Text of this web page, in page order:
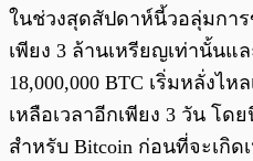
พร้อมเล่น
ในช่วงสุดสัปดาห์นี้วอลุ่มกา
เพียง 3 ล้านเหรียญเท่านั้นแ
18,000,000 BTC เริ่มหลั่งไ
เหลือเวลาอีกเพียง 3 วัน โ
สำหรับ Bitcoin ก่อนที่จะเกิ